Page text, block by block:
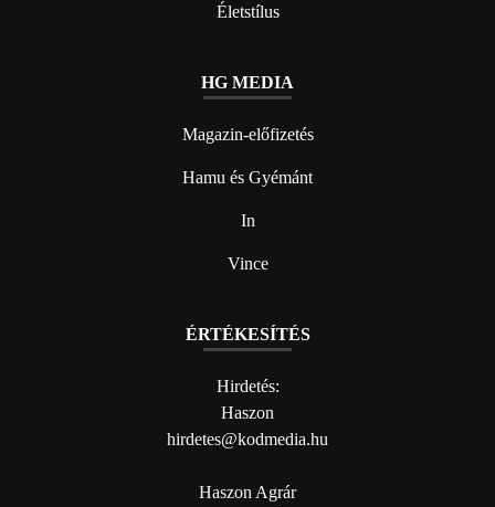
Életstílus
HG MEDIA
Magazin-előfizetés
Hamu és Gyémánt
In
Vince
ÉRTÉKESÍTÉS
Hirdetés:
Haszon
hirdetes@kodmedia.hu
Haszon Agrár